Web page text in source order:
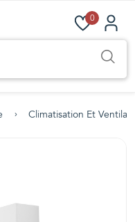
0
Climatisation Et